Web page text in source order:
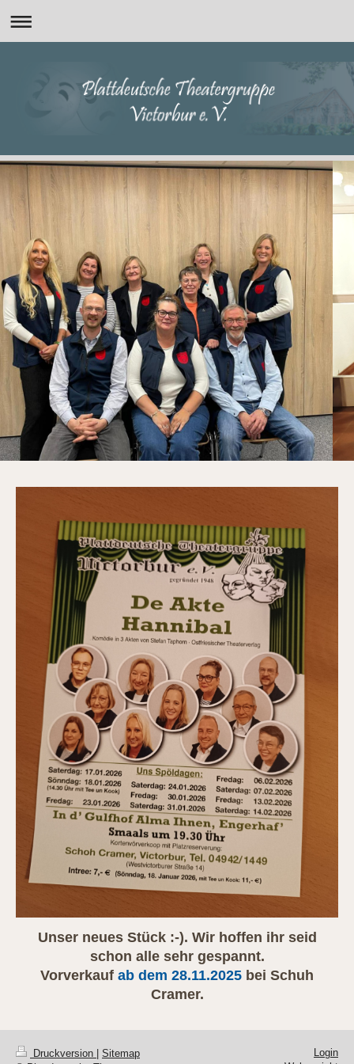
Unser neues Stück :-). Wir hoffen ihr seid
schon alle sehr gespannt.
Vorverkauf ab dem 28.11.2025 bei Schuh
Cramer.
Druckversion
Sitemap
Login